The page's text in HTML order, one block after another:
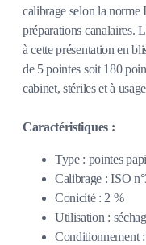
calibrage selon la norme
préparations canalaires.
à cette présentation en
de 5 pointes soit 180
cabinet, stériles et à
Caractéristiques :
Type : pointes
Calibrage : ISO
Conicité : 2 %
Utilisation :
Conditionnement